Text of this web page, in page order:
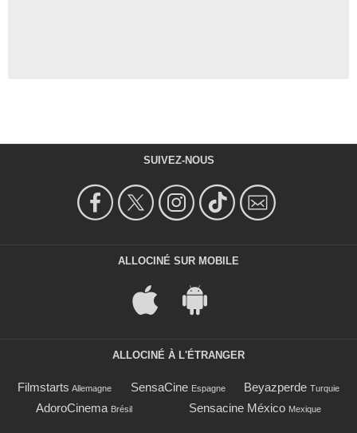
SUIVEZ-NOUS
ALLOCINÉ SUR MOBILE
ALLOCINÉ À L'ÉTRANGER
Filmstarts Allemagne SensaCine Espagne Beyazperde Turquie
AdoroCinema Brésil Sensacine México Mexique